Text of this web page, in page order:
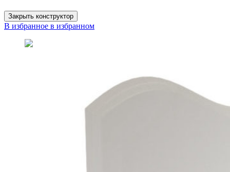
Закрыть конструктор
В избранное в избранном